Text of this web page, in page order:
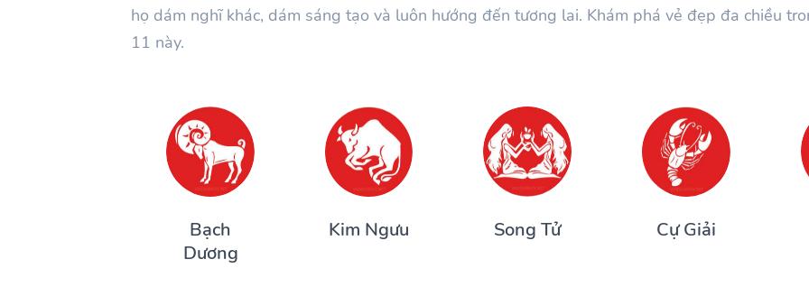
họ dám nghĩ khác, dám sáng tạo và luôn hướng đến tương lai. Khám phá vẻ đẹp đa chiều
11 này.
Bạch
Dương
Kim Ngưu Song Tử Cự Giải